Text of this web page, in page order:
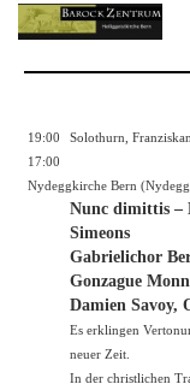
19:00
Solothurn,
17:00
Nydeggkirche Bern
Nunc dimittis –
Simeons
Gabrielichor
Gonzague
Damien Savoy,
Es erklingen
neuer Zeit.
In der christlichen